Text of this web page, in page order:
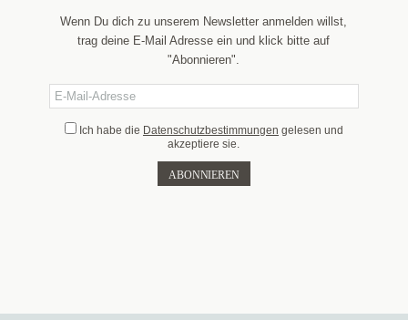
Wenn Du dich zu unserem Newsletter anmelden willst,
trag deine E-Mail Adresse ein und klick bitte auf
"Abonnieren".
Ich habe die Datenschutzbestimmungen gelesen und
akzeptiere sie.